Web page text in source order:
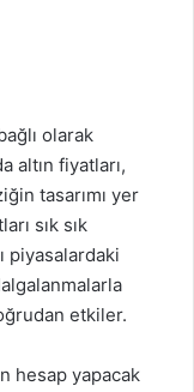
olarak
altın fiyatları,
tasarımı yer
sık sık
piyasalardaki
etkiler.
hesap yapacak